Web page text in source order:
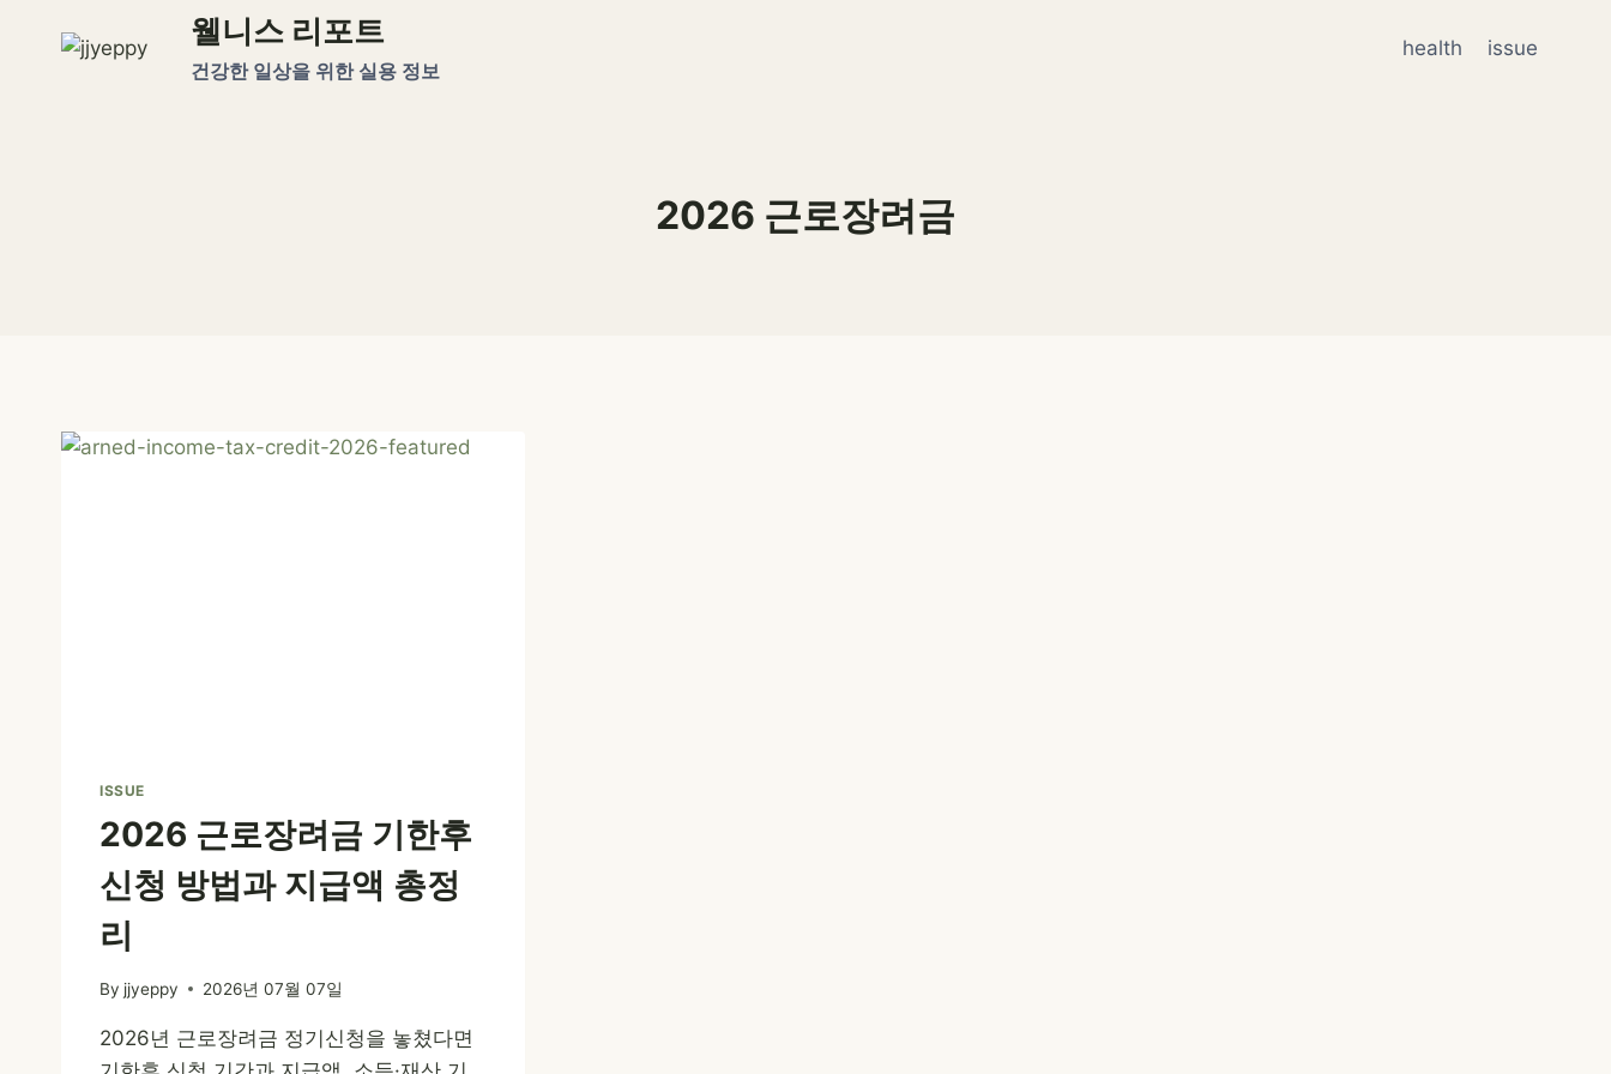
웰니스 리포트
건강한 일상을 위한 실용 정보
health issue
2026 근로장려금
ISSUE
2026 근로장려금 기한후
신청 방법과 지급액 총정
리
By jjyeppy 2026년 07월 07일
2026년 근로장려금 정기신청을 놓쳤다면